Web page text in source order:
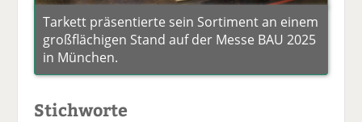
Tarkett präsentierte sein Sortiment an einem
großflächigen Stand auf der Messe BAU 2025
in München.
Stichworte